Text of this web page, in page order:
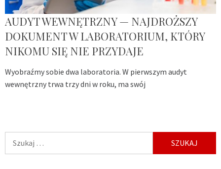
AUDYT WEWNĘTRZNY — NAJDROŻSZY
DOKUMENT W LABORATORIUM, KTÓRY
NIKOMU SIĘ NIE PRZYDAJE
Wyobraźmy sobie dwa laboratoria. W pierwszym audyt
wewnętrzny trwa trzy dni w roku, ma swój